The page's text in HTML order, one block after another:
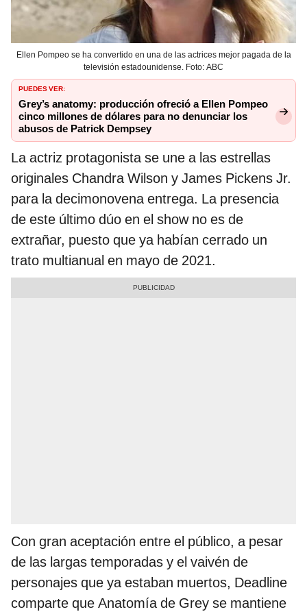
Ellen Pompeo se ha convertido en una de las actrices mejor pagada de la
televisión estadounidense. Foto: ABC
PUEDES VER:
Grey’s anatomy: producción ofreció a Ellen Pompeo
cinco millones de dólares para no denunciar los
abusos de Patrick Dempsey
La actriz protagonista se une a las estrellas
originales Chandra Wilson y James Pickens Jr.
para la decimonovena entrega. La presencia
de este último dúo en el show no es de
extrañar, puesto que ya habían cerrado un
trato multianual en mayo de 2021.
Con gran aceptación entre el público, a pesar
de las largas temporadas y el vaivén de
personajes que ya estaban muertos, Deadline
comparte que Anatomía de Grey se mantiene